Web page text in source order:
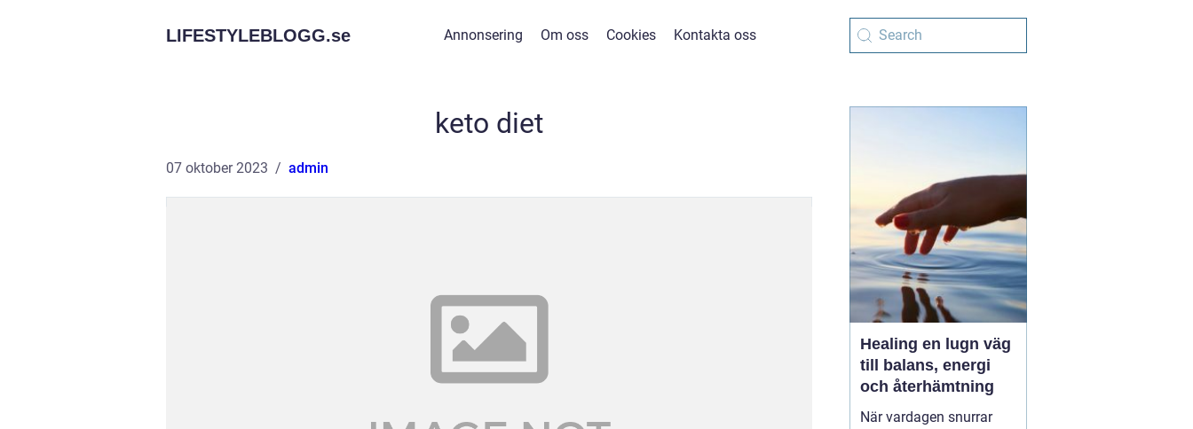
LIFESTYLEBLOGG.se Annonsering Om oss Cookies Kontakta oss
keto diet
07 oktober 2023 admin
Healing en lugn väg
till balans, energi
och återhämtning
När vardagen snurrar